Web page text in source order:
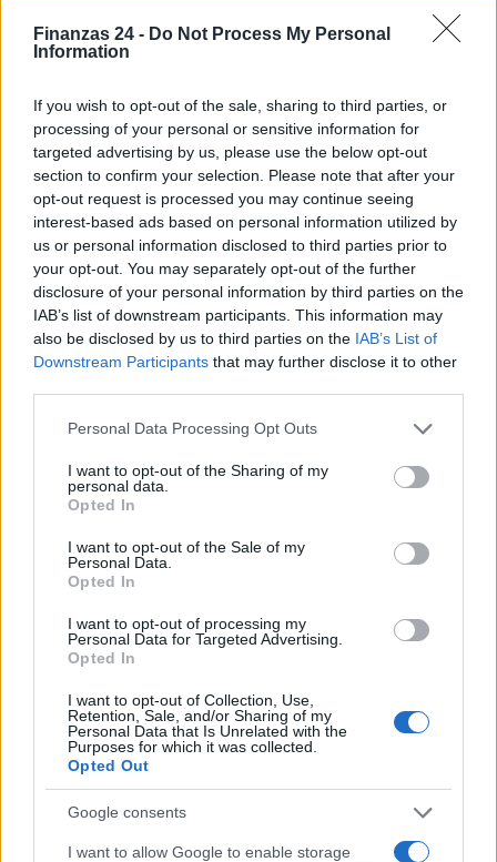
Finanzas 24 - Do Not Process My Personal
Information
If you wish to opt-out of the sale, sharing to third parties, or
processing of your personal or sensitive information for
targeted advertising by us, please use the below opt-out
section to confirm your selection. Please note that after your
opt-out request is processed you may continue seeing
interest-based ads based on personal information utilized by
us or personal information disclosed to third parties prior to
your opt-out. You may separately opt-out of the further
disclosure of your personal information by third parties on the
IAB’s list of downstream participants. This information may
also be disclosed by us to third parties on the IAB’s List of
Downstream Participants that may further disclose it to other
Please note that this website/app uses one or more Google
not limited to your visit or usage behaviour. You may click to
grant or deny consent to Google and its third-party tags to
use your data for below specified purposes in below Google
consent section.
Personal Data Processing Opt Outs
I want to opt-out of the Sharing of my
personal data.
Opted In
I want to opt-out of the Sale of my
Personal Data.
Opted In
I want to opt-out of processing my
Personal Data for Targeted Advertising.
Opted In
I want to opt-out of Collection, Use,
Retention, Sale, and/or Sharing of my
Personal Data that Is Unrelated with the
Purposes for which it was collected.
Opted Out
Google consents
I want to allow Google to enable storage
Sigue leyendo
CRIPTOMONEDAS
Francia se convierte en el epicentro de los robos violentos de
Diego Martín · 9 Ago 2026
CRIPTOMONEDAS